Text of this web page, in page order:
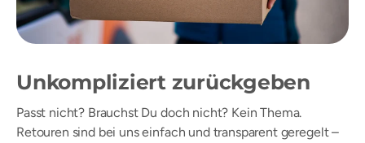
Unkompliziert zurückgeben
Passt nicht? Brauchst Du doch nicht? Kein Thema.
Retouren sind bei uns einfach und transparent geregelt –